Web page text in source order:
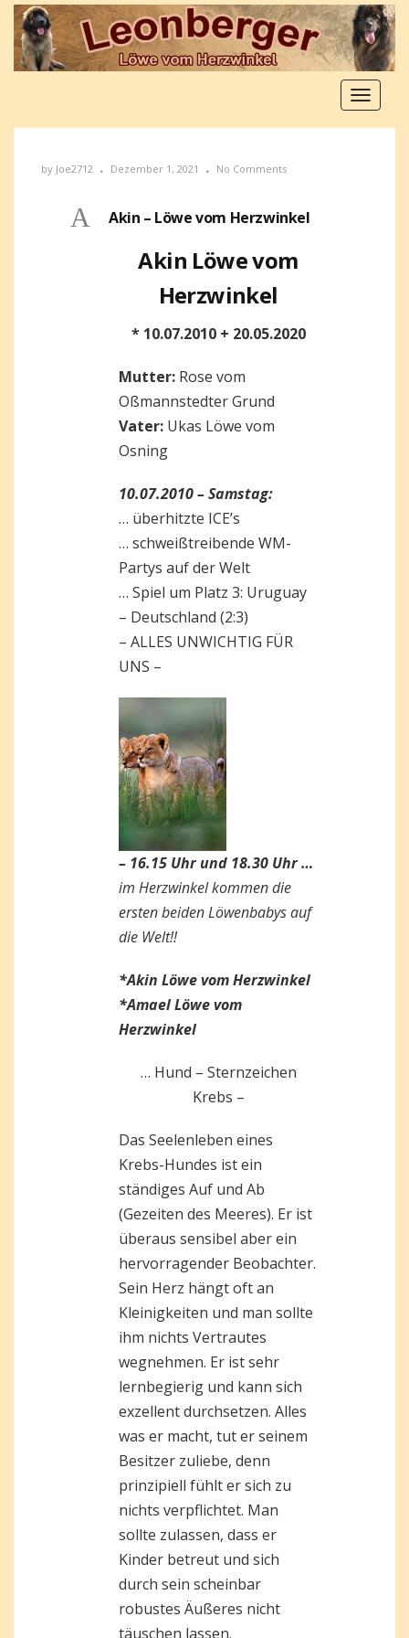
Toggle
by Joe2712 Dezember 1, 2021 No Comments
A Akin – Löwe vom Herzwinkel
Akin Löwe vom
Herzwinkel
* 10.07.2010 + 20.05.2020
Mutter: Rose vom
Oßmannstedter Grund
Vater: Ukas Löwe vom
Osning
10.07.2010 – Samstag:
… überhitzte ICE’s
… schweißtreibende WM-
Partys auf der Welt
… Spiel um Platz 3: Uruguay
– Deutschland (2:3)
– ALLES UNWICHTIG FÜR
UNS –
– 16.15 Uhr und 18.30 Uhr …
im Herzwinkel kommen die
ersten beidenLöwenbabys auf
die Welt!!
*Akin Löwe vom Herzwinkel
*Amael Löwe vom
Herzwinkel
… Hund – Sternzeichen
Krebs –
Das Seelenleben eines
Krebs-Hundes ist ein
ständiges Auf und Ab
(Gezeiten des Meeres). Er ist
überaus sensibel aber ein
hervorragender Beobachter.
Sein Herz hängt oft an
Kleinigkeiten und man sollte
ihm nichts Vertrautes
wegnehmen. Er ist sehr
lernbegierig und kann sich
exzellent durchsetzen. Alles
was er macht, tut er seinem
Besitzer zuliebe, denn
prinzipiell fühlt er sich zu
nichts verpflichtet. Man
sollte zulassen, dass er
Kinder betreut und sich
durch sein scheinbar
robustes Äußeres nicht
täuschen lassen.